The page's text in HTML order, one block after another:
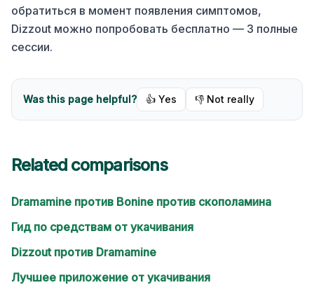
обратиться в момент появления симптомов,
Dizzout можно попробовать бесплатно — 3 полные
сессии.
Was this page helpful? 👍 Yes 👎 Not really
Related comparisons
Dramamine против Bonine против скополамина
Гид по средствам от укачивания
Dizzout против Dramamine
Лучшее приложение от укачивания